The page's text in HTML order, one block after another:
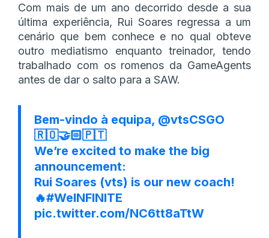
Com mais de um ano decorrido desde a sua
última experiência, Rui Soares regressa a um
cenário que bem conhece e no qual obteve
outro mediatismo enquanto treinador, tendo
trabalhado com os romenos da GameAgents
antes de dar o salto para a SAW.
Bem-vindo à equipa, @vtsCSGO
🇷🇴🤝🏻🇵🇹
We’re excited to make the big
announcement:
Rui Soares (vts) is our new coach!
🔥#WeINFINITE
pic.twitter.com/NC6tt8aTtW